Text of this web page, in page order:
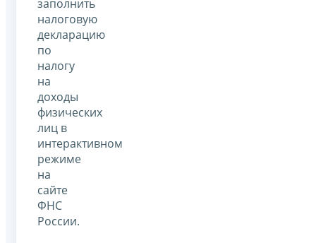
заполнить
налоговую
декларацию
по
налогу
на
доходы
физических
лиц в
интерактивном
режиме
на
сайте
ФНС
России.